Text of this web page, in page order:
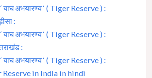
बाघ अभयारण्य ‘ ( Tiger Reserve ) :
:
बाघ अभयारण्य ‘ ( Tiger Reserve ) :
:
बाघ अभयारण्य ‘ ( Tiger Reserve ) :
Reserve in India in hindi